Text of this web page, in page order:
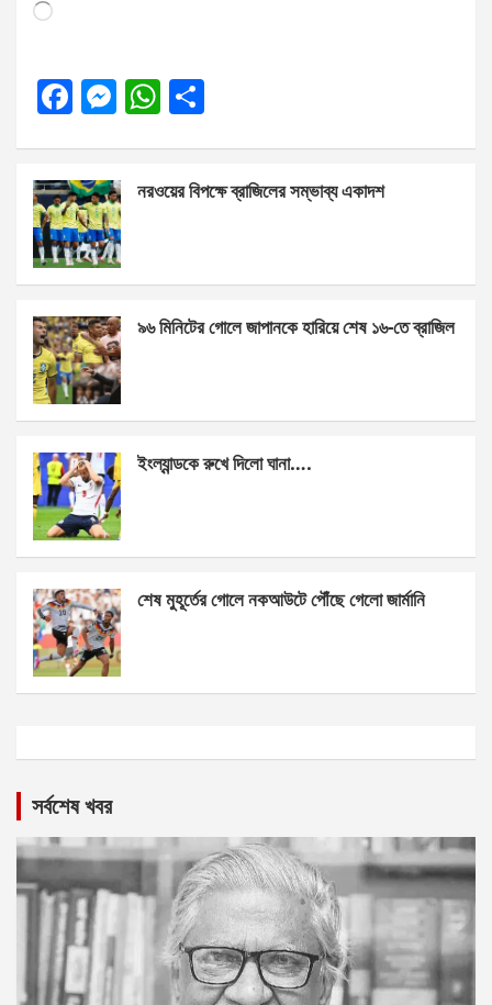
Loading…
F
b
o
o
k
M
n
g
er
W
s
p
e
নরওয়ের বিপক্ষে ব্রাজিলের সম্ভাব্য একাদশ
৯৬ মিনিটের গোলে জাপানকে হারিয়ে শেষ ১৬-তে ব্রাজিল
ইংল্যান্ডকে রুখে দিলো ঘানা….
শেষ মুহূর্তের গোলে নকআউটে পৌঁছে গেলো জার্মানি
সর্বশেষ খবর